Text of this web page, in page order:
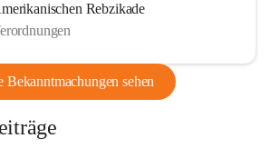
Rebzikade
Bekanntmachungen sehen